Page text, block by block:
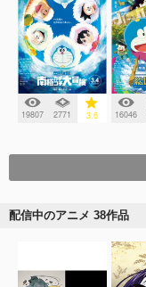
19807 2771 3.6 16046
配信中のアニメ 38作品